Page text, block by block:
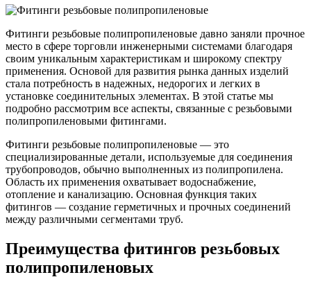
Трубы
нержавеющие
электросварные
AISI
Трубы
нержавеющие
перфорированные
Трубы
нержавеющие
бесшовные
Труба
Уголок
алюминиевый
Фольга
алюминиевая
Чушка
алюминиевая
Швеллер
алюминиевый
алюминиевая
Шестигранник
латунный
Квадрат
латунный
Круг
латунный
латунная
Заглушки
стальные
Тройники
стальные
Хомуты
стальные
Крепеж
стальные
и
Задвижки
Ванны и
Фитинги резьбовые полипропиленовые давно заняли прочное
место в сфере торговли инженерными системами благодаря
своим уникальным характеристикам и широкому спектру
применения. Основой для развития рынка данных изделий
стала потребность в надежных, недорогих и легких в
установке соединительных элементах. В этой статье мы
подробно рассмотрим все аспекты, связанные с резьбовыми
полипропиленовыми фитингами.
Фитинги резьбовые полипропиленовые — это
специализированные детали, используемые для соединения
трубопроводов, обычно выполненных из полипропилена.
Область их применения охватывает водоснабжение,
отопление и канализацию. Основная функция таких
фитингов — создание герметичных и прочных соединений
между различными сегментами труб.
Преимущества фитингов резьбовых
полипропиленовых